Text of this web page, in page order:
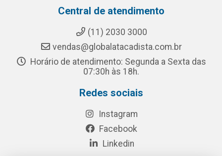
Central de atendimento
(11) 2030 3000
vendas@globalatacadista.com.br
Horário de atendimento: Segunda a Sexta das
07:30h às 18h.
Redes sociais
Instagram
Facebook
Linkedin